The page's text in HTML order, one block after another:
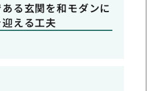
る玄関を和モダンに
える工夫